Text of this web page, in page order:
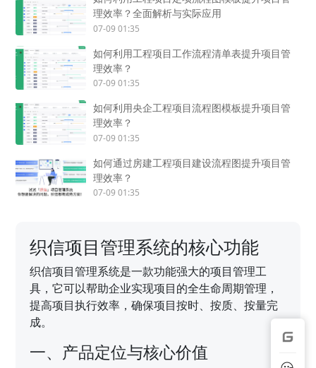
理效率？全面解析与实际应用
07-09 01:35
如何利用工程项目工作流程清单表提升项目管
理效率？
07-09 01:35
如何利用央企工程项目流程图模板提升项目管
理效率？
07-09 01:35
如何通过房建工程项目建设流程图提升项目管
理效率？
07-09 01:35
织信项目管理系统的核心功能
织信项目管理系统是一款功能强大的项目管理工
具，它可以帮助企业实现项目的全生命周期管理，
提高项目执行效率，确保项目按时、按质、按量完
成。
一、产品定位与核心价值